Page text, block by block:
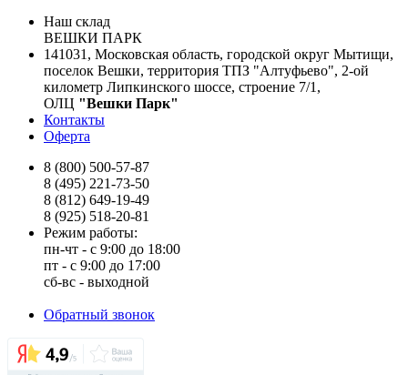
Наш склад
ВЕШКИ ПАРК
141031, Московская область, городской округ Мытищи,
поселок Вешки, территория ТПЗ "Алтуфьево", 2-ой
километр Липкинского шоссе, строение 7/1,
ОЛЦ "Вешки Парк"
Контакты
Оферта
8 (800) 500-57-87
8 (495) 221-73-50
8 (812) 649-19-49
8 (925) 518-20-81
Режим работы:
пн-чт - с 9:00 до 18:00
пт - с 9:00 до 17:00
сб-вс - выходной
Обратный звонок